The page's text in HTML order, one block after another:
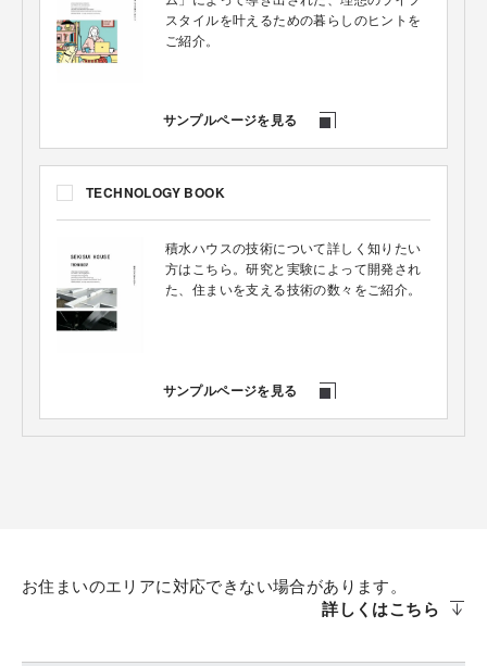
スタイルを叶えるための暮らしのヒントを
ご紹介。
サンプルページを見る
TECHNOLOGY BOOK
積水ハウスの技術について詳しく知りたい
方はこちら。研究と実験によって開発され
た、住まいを支える技術の数々をご紹介。
サンプルページを見る
ぜひご覧ください。
え方をご紹介するカタログです。はじめに
まずはこの1冊。積水ハウスの家づくりの考
え方をご紹介するカタログです。はじめに
お住まいのエリアに対応できない場合があります。
詳しくはこちら